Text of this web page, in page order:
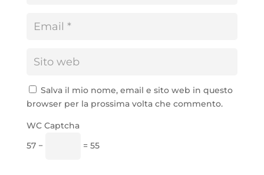
Salva il mio nome, email e sito web in questo
browser per la prossima volta che commento.
WC Captcha
57 −
= 55